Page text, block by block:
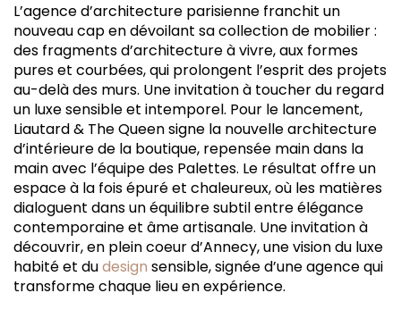
L’agence d’architecture parisienne franchit un
nouveau cap en dévoilant sa collection de mobilier :
des fragments d’architecture à vivre, aux formes
pures et courbées, qui prolongent l’esprit des projets
au-delà des murs. Une invitation à toucher du regard
un luxe sensible et intemporel. Pour le lancement,
Liautard & The Queen signe la nouvelle architecture
d’intérieure de la boutique, repensée main dans la
main avec l’équipe des Palettes. Le résultat offre un
espace à la fois épuré et chaleureux, où les matières
dialoguent dans un équilibre subtil entre élégance
contemporaine et âme artisanale. Une invitation à
découvrir, en plein coeur d’Annecy, une vision du luxe
habité et dudesign sensible, signée d’une agence qui
transforme chaque lieu en expérience.